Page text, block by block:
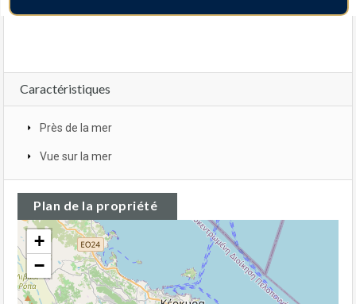
Caractéristiques
Près de la mer
Vue sur la mer
Plan de la propriété
+
−